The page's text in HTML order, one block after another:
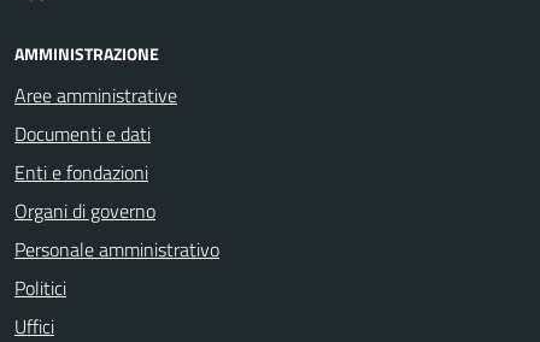
AMMINISTRAZIONE
Aree amministrative
Documenti e dati
Enti e fondazioni
Organi di governo
Personale amministrativo
Politici
Uffici